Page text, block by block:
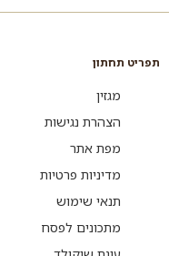
תפריט תחתון
מגזין
הצהרת נגישות
מפת אתר
מדיניות פרטיות
תנאי שימוש
מתכונים לפסח